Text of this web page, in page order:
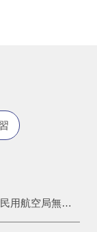
陳教育部函轉交通部民用航空局無人機飛航安全知識，請學校適時向教職員工生宣導。